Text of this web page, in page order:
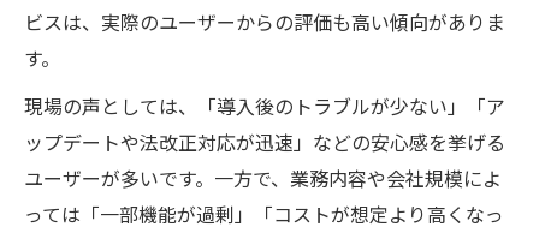
ビスは、実際のユーザーからの評価も高い傾向がありま
す。
現場の声としては、「導入後のトラブルが少ない」「ア
ップデートや法改正対応が迅速」などの安心感を挙げる
ユーザーが多いです。一方で、業務内容や会社規模によ
っては「一部機能が過剰」「コストが想定より高くなっ